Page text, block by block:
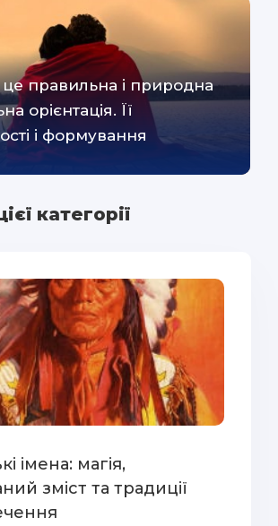
це правильна і природна
орієнтація. Її
і формування
категорії
імена: магія,
зміст та традиції